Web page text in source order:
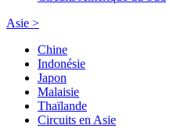
Asie >
Chine
Indonésie
Japon
Malaisie
Thaïlande
Circuits en Asie